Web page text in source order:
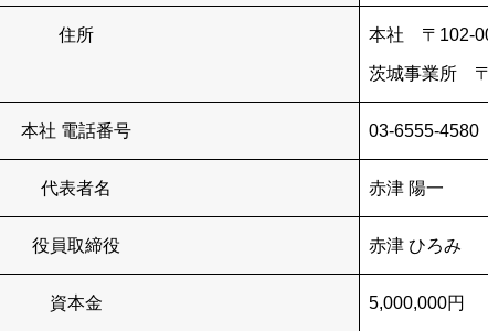
住所 本社 〒102-
茨城事業所
本社 電話番号 03-6555-4580
代表者名 赤津 陽一
役員取締役 赤津 ひろみ
資本金 5,000,000円